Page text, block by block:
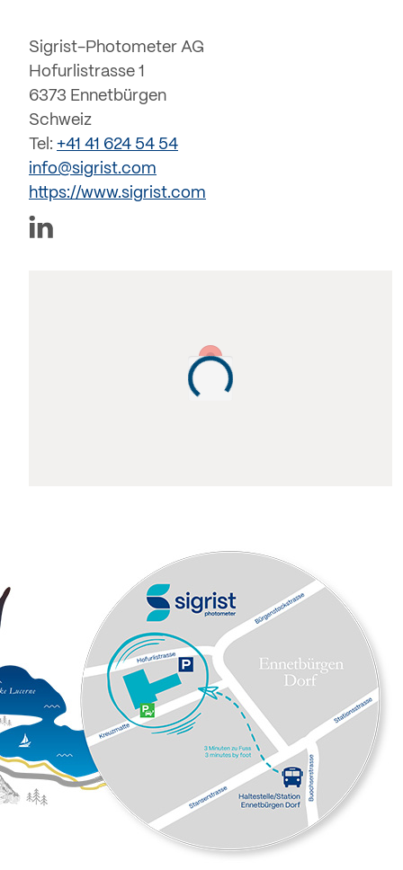
Sigrist-Photometer AG
Hofurlistrasse 1
6373 Ennetbürgen
Schweiz
Tel: +41 41 624 54 54
info@sigrist.com
https://www.sigrist.com